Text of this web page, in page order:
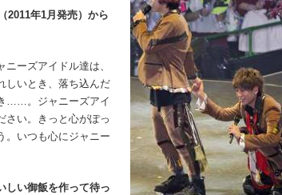
2011年1月発売）から
ーズアイドル達は、
しいとき、落ち込んだ
……。ジャニーズアイ
さい。きっと心がぽっ
。いつも心にジャニー
しい御飯を作って待っ